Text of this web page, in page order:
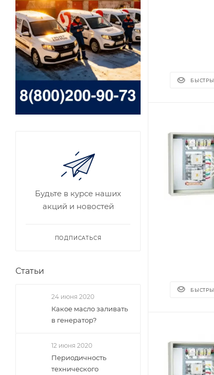
Будьте в курсе наших
акций и новостей
ПОДПИСАТЬСЯ
Статьи
24 июня 2020
Какое масло заливать
в генератор?
12 июня 2020
Периодичность
технического